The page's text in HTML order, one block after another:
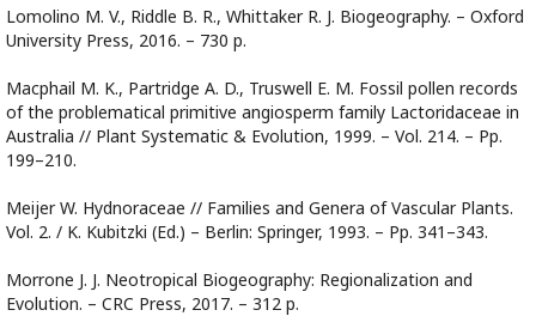
Lomolino M. V., Riddle B. R., Whittaker R. J. Biogeography. – Oxford
University Press, 2016. – 730 p.
Macphail M. K., Partridge A. D., Truswell E. M. Fossil pollen records
of the problematical primitive angiosperm family Lactoridaceae in
Australia // Plant Systematic & Evolution, 1999. – Vol. 214. – Pp.
199–210.
Meijer W. Hydnoraceae // Families and Genera of Vascular Plants.
Vol. 2. / K. Kubitzki (Ed.) – Berlin: Springer, 1993. – Pp. 341–343.
Morrone J. J. Neotropical Biogeography: Regionalization and
Evolution. – CRC Press, 2017. – 312 p.